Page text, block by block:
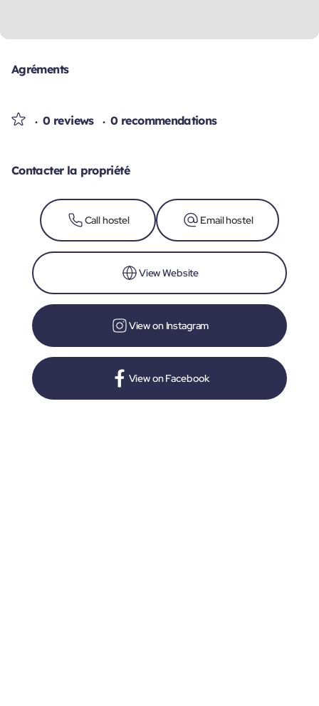
Agréments
0 reviews 0 recommendations
Contacter la propriété
Call hostel Email hostel
View Website
View on Instagram
View on Facebook